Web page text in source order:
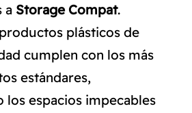
a Storage Compat.
plásticos de
cumplen con los más
estándares,
los espacios impecables